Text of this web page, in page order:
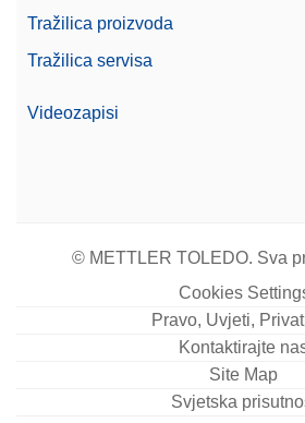
Tražilica proizvoda
Tražilica servisa
Videozapisi
© METTLER TOLEDO. Sva
Cookies
Pravo, Uvjeti,
Kontaktirajte
Site Map
Svjetska